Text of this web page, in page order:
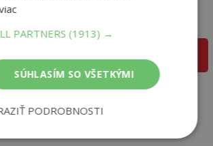
€
PARTNERS (1913) →
SÚHLASÍM SO VŠETKÝMI
PODROBNOSTI